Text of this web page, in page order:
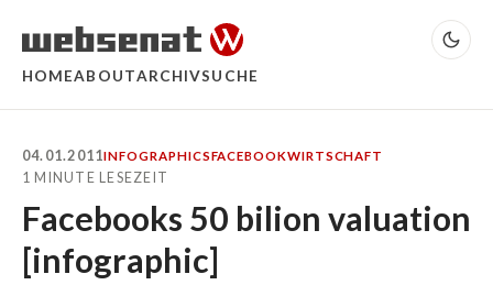
HOMEABOUTARCHIVSUCHE
04.01.2011INFOGRAPHICSFACEBOOKWIRTSCHAFT
1 MINUTE LESEZEIT
Facebooks 50 bilion valuation
[infographic]